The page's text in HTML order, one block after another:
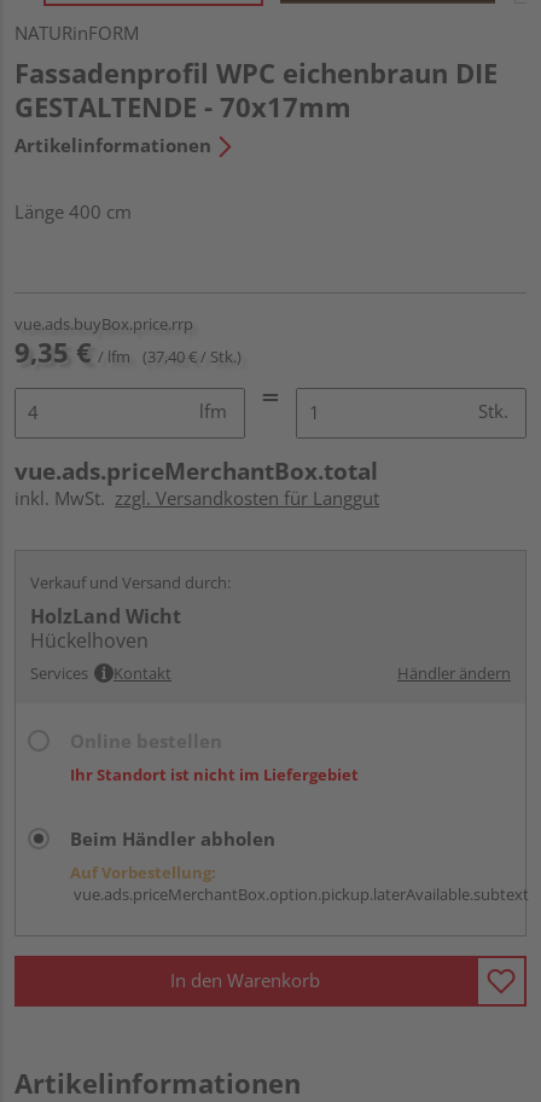
NATURinFORM
Fassadenprofil WPC eichenbraun DIE
GESTALTENDE - 70x17mm
Artikelinformationen
Länge 400 cm
vue.ads.buyBox.price.rrp
9,35 € / lfm (37,40 € / Stk.)
lfm Stk.
vue.ads.priceMerchantBox.total
inkl. MwSt. zzgl. Versandkosten für Langgut
Verkauf und Versand durch:
HolzLand Wicht
Hückelhoven
Services Kontakt Händler ändern
Ihr Standort ist nicht im Liefergebiet
Beim Händler abholen
Auf Vorbestellung:
vue.ads.priceMerchantBox.option.pickup.laterAvailable.subtext
In den Warenkorb
Artikelinformationen